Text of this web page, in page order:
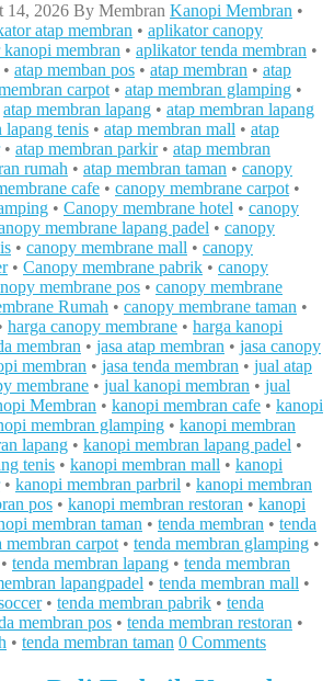
14, 2026 By Membran Kanopi Membran •
atap membran • aplikator canopy
membran • aplikator tenda membran •
• atap memban pos • atap membran • atap
carpot • atap membran glamping •
atap membran lapang • atap membran lapang
lapang tenis • atap membran mall • atap
• atap membran parkir• atap membran
rumah • atap membran taman • canopy
cafe • canopy membrane carpot •
• Canopy membrane hotel • canopy
membrane lapang padel • canopy
• canopy membrane mall • canopy
• Canopy membrane pabrik • canopy
membrane pos • canopy membrane
Rumah • canopy membrane taman •
harga canopy membrane • harga kanopi
membran • jasa atap membran • jasa canopy
membran • jasa tenda membran • jual atap
membrane • jual kanopi membran • jual
Membran • kanopi membran cafe • kanopi
membran glamping • kanopi membran
lapang • kanopi membran lapang padel •
tenis • kanopi membran mall • kanopi
• kanopi membran parbril • kanopi membran
pos • kanopi membran restoran • kanopi
membran taman • tenda membran • tenda
membran carpot • tenda membran glamping •
• tenda membran lapang • tenda membran
lapangpadel • tenda membran mall •
• tenda membran pabrik • tenda
membran pos • tenda membran restoran •
• tenda membran taman 0 Comments